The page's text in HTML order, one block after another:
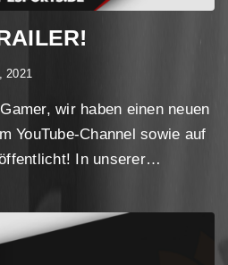
2021
wir haben einen neuen
YouTube-Channel sowie auf
In unserer…